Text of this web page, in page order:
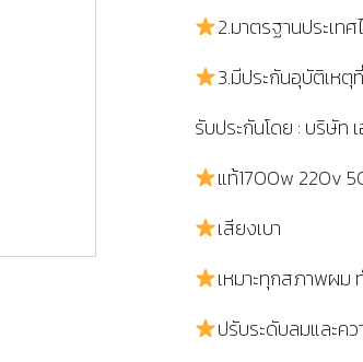
2.มาตรฐานประเท
3.มีประกันอุบัติเหตุ
รับประกันโดย : บริษัท
แท้1700w 220v
เสียงเบา
เหมาะทุกสภาพผม
ปรับระดับลมและค